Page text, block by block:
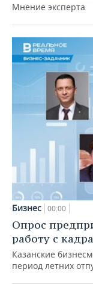
Мнение эксперта
Бизнес 00:00
Опрос
работу с
Казанские
период летних